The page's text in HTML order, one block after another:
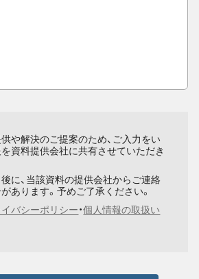
や解決のご提案のため、ご入力をい
資料提供会社に共有させていただき
に、当該資料の提供会社からご連絡
あります。予めご了承ください。
バシーポリシー・個人情報の取扱い